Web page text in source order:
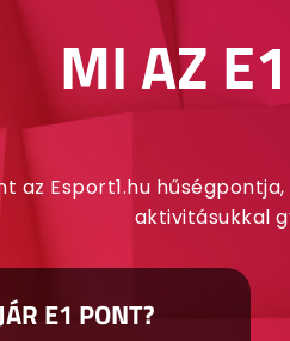
MI AZ
az Esport1.hu
aktivitásukkal
E1 PONT?